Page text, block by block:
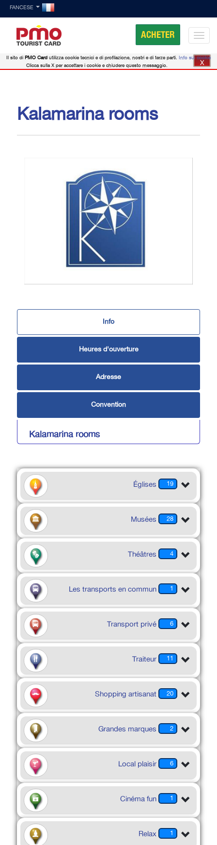
FANCESE
ACHETER
Kalamarina rooms
Info
Heures d'ouverture
Adresse
Convention
Kalamarina rooms
19
Églises
28
Musées
4
Théâtres
1
Les transports en commun
6
Transport privé
11
Traiteur
20
Shopping artisanat
2
Grandes marques
6
Local plaisir
1
Cinéma fun
1
Relax
Il sito di PMO Card utilizza cookie tecnici e di profilazione, nostri e di terze parti. Info sui cookie
Clicca sulla X per accettare i cookie e chiudere questo messaggio.
X